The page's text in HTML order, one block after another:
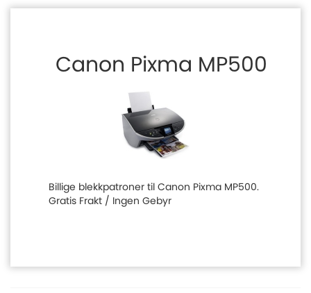
Canon Pixma MP500
Billige blekkpatroner til Canon Pixma MP500.
Gratis Frakt / Ingen Gebyr